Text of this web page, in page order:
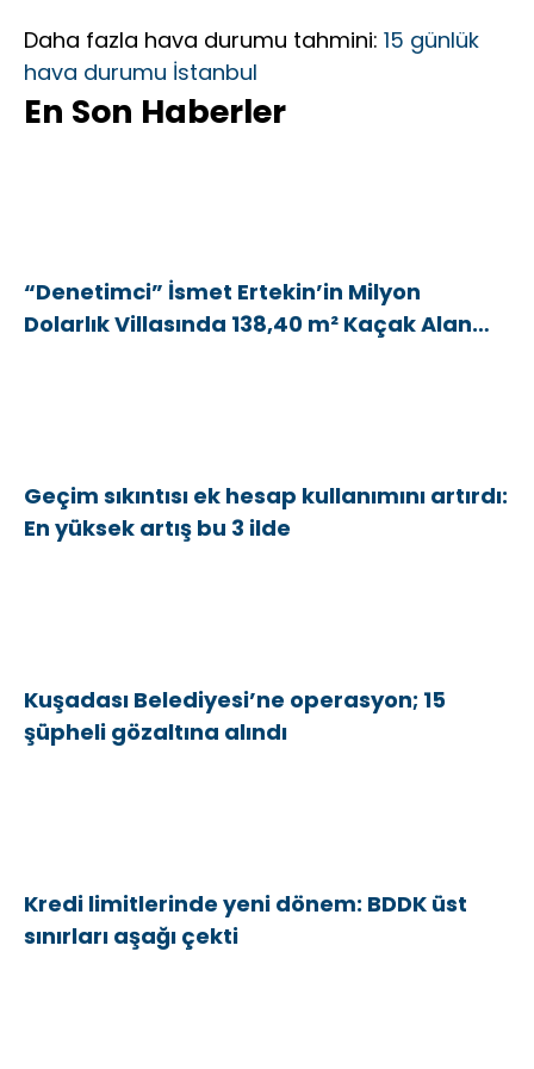
Daha fazla hava durumu tahmini: 15 günlük
hava durumu İstanbul
En Son Haberler
“Denetimci” İsmet Ertekin’in Milyon
Dolarlık Villasında 138,40 m² Kaçak Alan
Geçim sıkıntısı ek hesap kullanımını artırdı:
En yüksek artış bu 3 ilde
Kuşadası Belediyesi’ne operasyon; 15
şüpheli gözaltına alındı
Kredi limitlerinde yeni dönem: BDDK üst
sınırları aşağı çekti